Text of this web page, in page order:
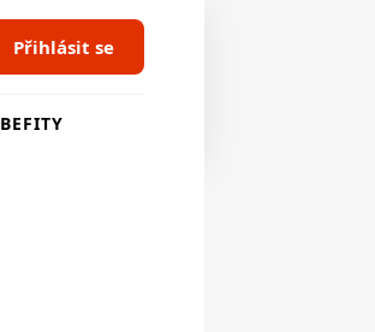
Přihlásit se
BEFITY